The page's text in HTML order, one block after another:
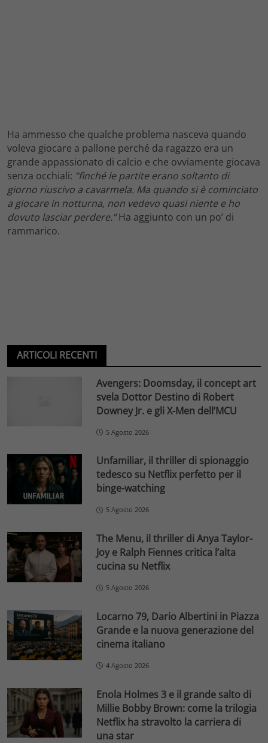
Ha ammesso che qualche problema nasceva quando
voleva giocare a pallone perché da ragazzo era un
grande appassionato di calcio e che ovviamente giocava
senza occhiali: “finché le partite erano soltanto di
giorno riuscivo a cavarmela. Ma quando si è cominciato
a giocare in notturna, non vedevo quasi niente e ho
dovuto lasciar perdere.”Ha aggiunto con un po’ di
rammarico.
ARTICOLI RECENTI
Avengers: Doomsday, il concept art
svela Dottor Destino di Robert
Downey Jr. e gli X-Men dell’MCU
5 Agosto 2026
Unfamiliar, il thriller di spionaggio
tedesco su Netflix perfetto per il
binge-watching
5 Agosto 2026
The Menu, il thriller di Anya Taylor-
Joy e Ralph Fiennes critica l’alta
cucina su Netflix
5 Agosto 2026
Locarno 79, Dario Albertini in Piazza
Grande e la nuova generazione del
cinema italiano
4 Agosto 2026
Enola Holmes 3 e il grande salto di
Millie Bobby Brown: come la trilogia
Netflix ha stravolto la carriera di
una star